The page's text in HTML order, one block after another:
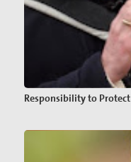
Responsibility to Protect